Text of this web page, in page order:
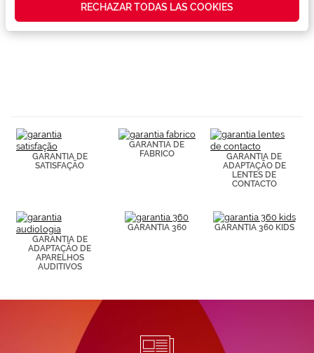
contenidos
personalizados
de páginas
visitadas).
Puedes
consultar más
Cookies.
RECHAZAR TODAS LAS COOKIES
Garantias e serviços exclusivos
GARANTIA DE
SATISFAÇÃO
GARANTIA DE
FABRICO
GARANTIA DE
ADAPTAÇÃO DE
LENTES DE
CONTACTO
GARANTIA DE
ADAPTAÇÃO DE
APARELHOS
AUDITIVOS
GARANTIA 360 GARANTIA 360 KIDS